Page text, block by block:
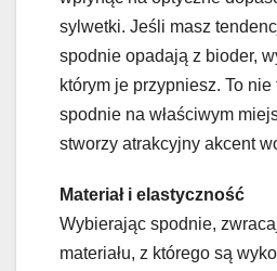
sylwetki. Jeśli masz
spodnie opadają z bioder,
którym je przypniesz. To nie
spodnie na właściwym
stworzy atrakcyjny akcent
Materiał i elastyczność
Wybierając spodnie,
materiału, z którego są